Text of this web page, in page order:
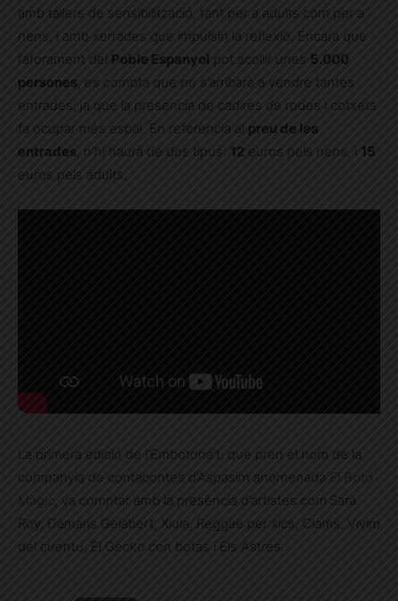
amb tallers de sensibilització, tant per a adults com per a
nens, i amb xerrades que impulsin la reflexió. Encara que
l’aforament del Poble Espanyol pot acollir unes 5.000
persones , es compta que no s’arribarà a vendre tantes
entrades, ja que la presència de cadires de rodes i cotxets
fa ocupar més espai. En referència al preu de les
entrades , n’hi haurà de dos tipus: 12 euros pels nens, i 15
euros pels adults.
La primera edició de l’Embotona’t, que pren el nom de la
companyia de contacontes d’Aspasim anomenada El Botó
Màgic, va comptar amb la presència d’artistes com Sara
Roy, Dàmaris Gelabert, Xiula, Reggae per xics, Clams, Vivim
del cuentu, El Gecko con botas i Els Astres.